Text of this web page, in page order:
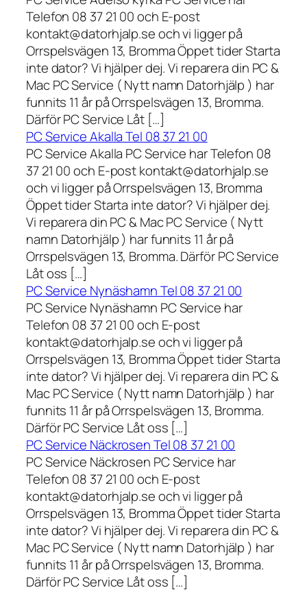
Telefon 08 37 21 00 och E-post
kontakt@datorhjalp.se och vi ligger på
Orrspelsvägen 13, Bromma Öppet tider Starta
inte dator? Vi hjälper dej. Vi reparera din PC &
Mac PC Service ( Nytt namn Datorhjälp ) har
funnits 11 år på Orrspelsvägen 13, Bromma.
Därför PC Service Låt […]
PC Service Akalla Tel 08 37 21 00
PC Service Akalla PC Service har Telefon 08
37 21 00 och E-post kontakt@datorhjalp.se
och vi ligger på Orrspelsvägen 13, Bromma
Öppet tider Starta inte dator? Vi hjälper dej.
Vi reparera din PC & Mac PC Service ( Nytt
namn Datorhjälp ) har funnits 11 år på
Orrspelsvägen 13, Bromma. Därför PC Service
Låt oss […]
PC Service Nynäshamn Tel 08 37 21 00
PC Service Nynäshamn PC Service har
Telefon 08 37 21 00 och E-post
kontakt@datorhjalp.se och vi ligger på
Orrspelsvägen 13, Bromma Öppet tider Starta
inte dator? Vi hjälper dej. Vi reparera din PC &
Mac PC Service ( Nytt namn Datorhjälp ) har
funnits 11 år på Orrspelsvägen 13, Bromma.
Därför PC Service Låt oss […]
PC Service Näckrosen Tel 08 37 21 00
PC Service Näckrosen PC Service har
Telefon 08 37 21 00 och E-post
kontakt@datorhjalp.se och vi ligger på
Orrspelsvägen 13, Bromma Öppet tider Starta
inte dator? Vi hjälper dej. Vi reparera din PC &
Mac PC Service ( Nytt namn Datorhjälp ) har
funnits 11 år på Orrspelsvägen 13, Bromma.
Därför PC Service Låt oss […]